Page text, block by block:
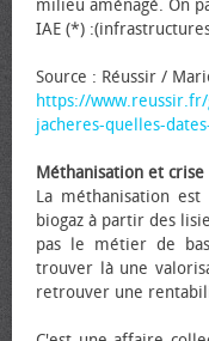
milieu aménagé. On
IAE (*)
Source : Réussir /
https://
jacheres-quelles-
Méthanisation et
La méthanisation
biogaz à partir des
pas le métier de
trouver là une
retrouver une